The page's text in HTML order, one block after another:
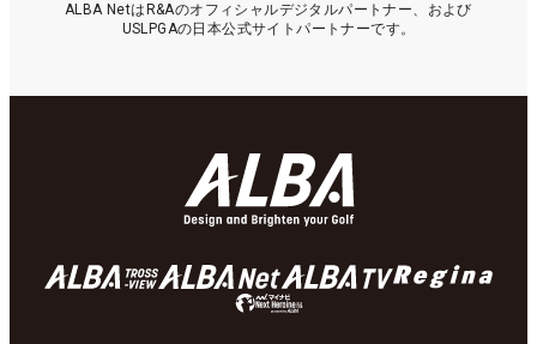
ALBA NetはR&Aのオフィシャルデジタルパートナー、および
USLPGAの日本公式サイトパートナーです。